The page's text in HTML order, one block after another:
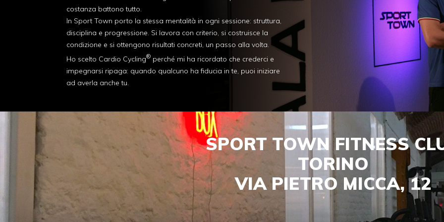
costanza battono tutto.
In Sport Town porto la stessa mentalità in ogni sessione: struttura,
disciplina e progressione. Si lavora con criterio, si costruisce la
condizione e si ottengono risultati concreti, un passo alla volta.
Ho scelto Cardio Cycling® perché mi ha ricordato che crederci e
impegnarsi ripaga: quando qualcuno ha fiducia in te, puoi iniziare
ad averla anche tu.
SPORT TOWN FITNESS
TORINO
VIA PIETRO MICCA, 12